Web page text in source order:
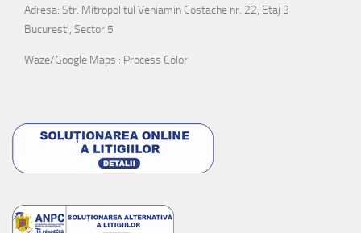
Adresa: Str. Mitropolitul Veniamin Costache nr. 22, Etaj 3
Bucuresti, Sector 5
Waze/Google Maps : Process Color